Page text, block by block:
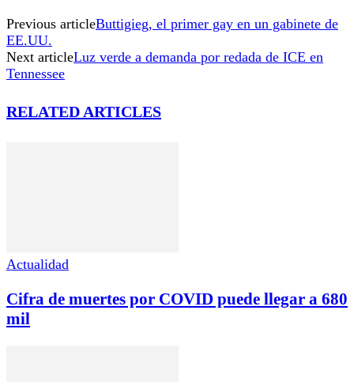
Previous articleButtigieg, el primer gay en un gabinete de
EE.UU.
Next articleLuz verde a demanda por redada de ICE en
Tennessee
RELATED ARTICLES
Actualidad
Cifra de muertes por COVID puede llegar a 680
mil